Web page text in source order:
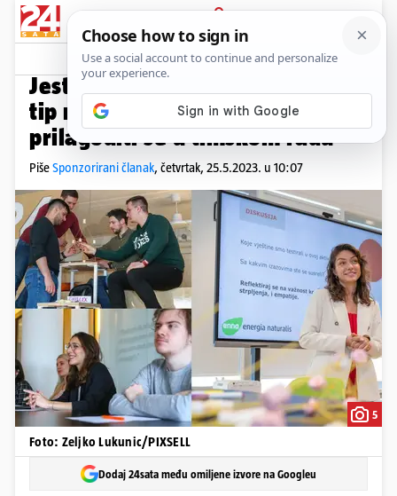
PRIJAVA
Native sadržaj Komentari
EDUCIRAJ SE
Jeste li tvrdoglav ili fleksibilan
tip na poslu? Evo zašto je važno
prilagoditi se u timskom radu
PišeSponzorirani članak, četvrtak, 25.5.2023. u 10:07
5
Foto: Zeljko Lukunic/PIXSELL
Dodaj 24sata među omiljene izvore na Googleu